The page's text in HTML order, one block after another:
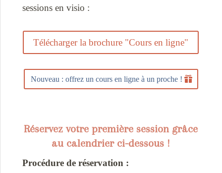
sessions en visio :
Télécharger la brochure "Cours en ligne"
Nouveau : offrez un cours en ligne à un proche !
Réservez votre première session grâce
au calendrier ci-dessous !
Procédure de réservation :